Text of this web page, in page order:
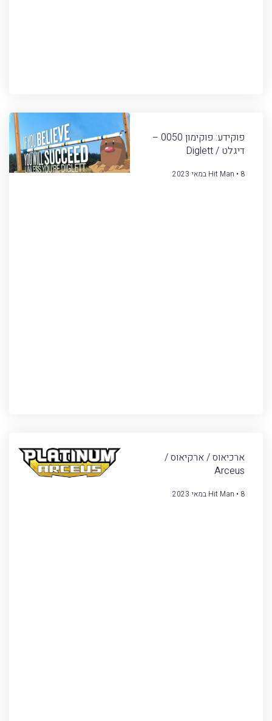
פוקידע: פוקימון 0050 –
דיגלט / Diglett
Hit Man 8 במאי 2023
ארכיאוס / ארקיאוס /
Arceus
Hit Man 8 במאי 2023